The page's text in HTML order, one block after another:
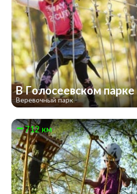
В Голосеевском парке
Веревочный парк
712 км